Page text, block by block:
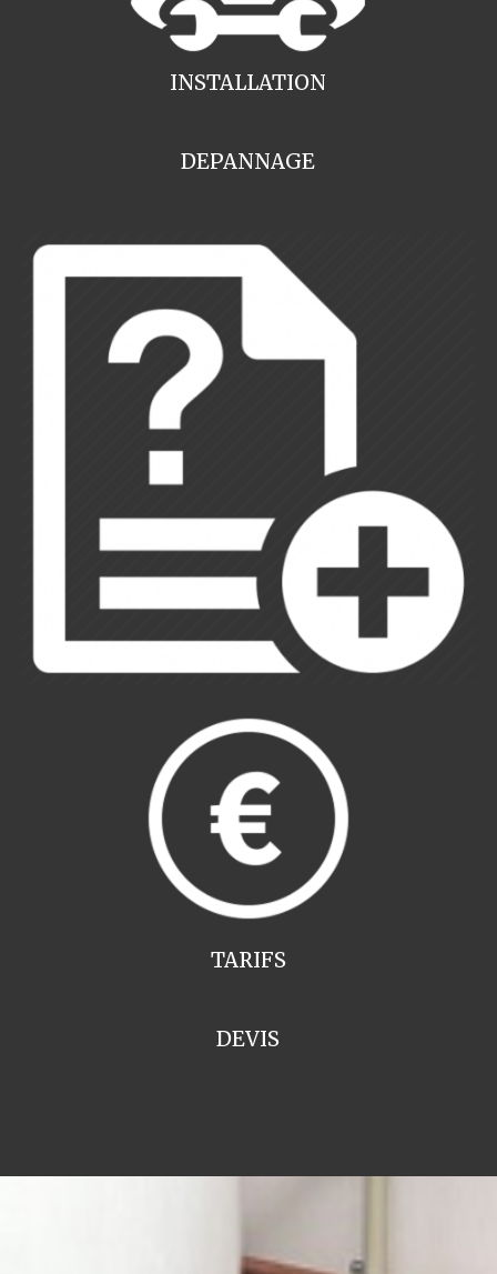
INSTALLATION
DEPANNAGE
TARIFS
DEVIS